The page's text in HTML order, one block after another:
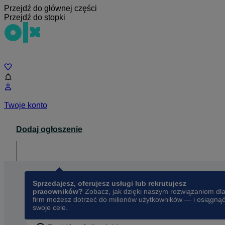
Przejdź do głównej części
Przejdź do stopki
Twoje konto
Dodaj ogłoszenie
Sprzedajesz, oferujesz usługi lub rekrutujesz
pracowników? Zobacz, jak dzięki naszym rozwiązaniom dla
firm możesz dotrzeć do milionów użytkowników — i osiągnąć
swoje cele.